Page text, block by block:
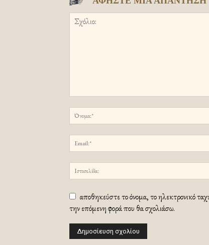
αποθηκεύστε το όνομα, το ηλεκτρονικό
την επόμενη φορά που θα σχολιάσω.